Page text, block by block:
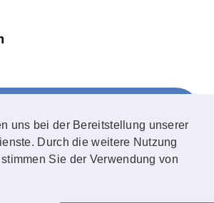
uns bei der Bereitstellung unserer
Durch die weitere Nutzung
Sie der Verwendung von